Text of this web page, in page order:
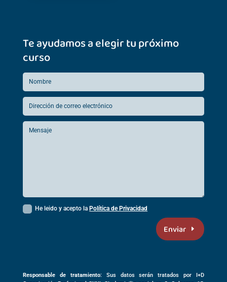
Te ayudamos a elegir tu próximo
curso
He leido y acepto laPolítica de Privacidad
Enviar
Responsable de tratamiento: Sus datos serán tratados por I+D